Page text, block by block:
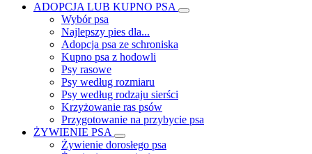
ADOPCJA LUB KUPNO PSA
Wybór psa
Najlepszy pies dla...
Adopcja psa ze schroniska
Kupno psa z hodowli
Psy rasowe
Psy według rozmiaru
Psy według rodzaju sierści
Krzyżowanie ras psów
Przygotowanie na przybycie psa
ŻYWIENIE PSA
Żywienie dorosłego psa